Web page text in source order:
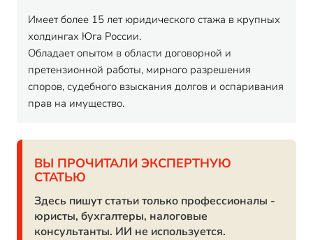
Имеет более 15 лет юридического стажа в крупных
холдингах Юга России.
Обладает опытом в области договорной и
претензионной работы, мирного разрешения
споров, судебного взыскания долгов и оспаривания
прав на имущество.
ВЫ ПРОЧИТАЛИ ЭКСПЕРТНУЮ
СТАТЬЮ
Здесь пишут статьи только профессионалы -
юристы, бухгалтеры, налоговые
консультанты. ИИ не используется.